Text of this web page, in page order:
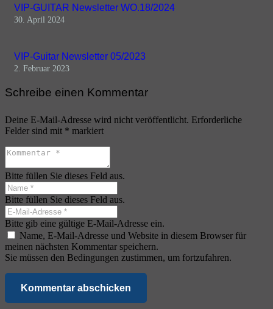
VIP-GUITAR Newsletter WO.18/2024
30. April 2024
VIP-Guitar Newsletter 05/2023
2. Februar 2023
Schreibe einen Kommentar
Deine E-Mail-Adresse wird nicht veröffentlicht. Erforderliche
Felder sind mit * markiert
Bitte füllen Sie dieses Feld aus.
Bitte füllen Sie dieses Feld aus.
Bitte gib eine gültige E-Mail-Adresse ein.
Name, E-Mail-Adresse und Website in diesem Browser für
meinen nächsten Kommentar speichern.
Sie müssen den Bedingungen zustimmen, um fortzufahren.
Kommentar abschicken